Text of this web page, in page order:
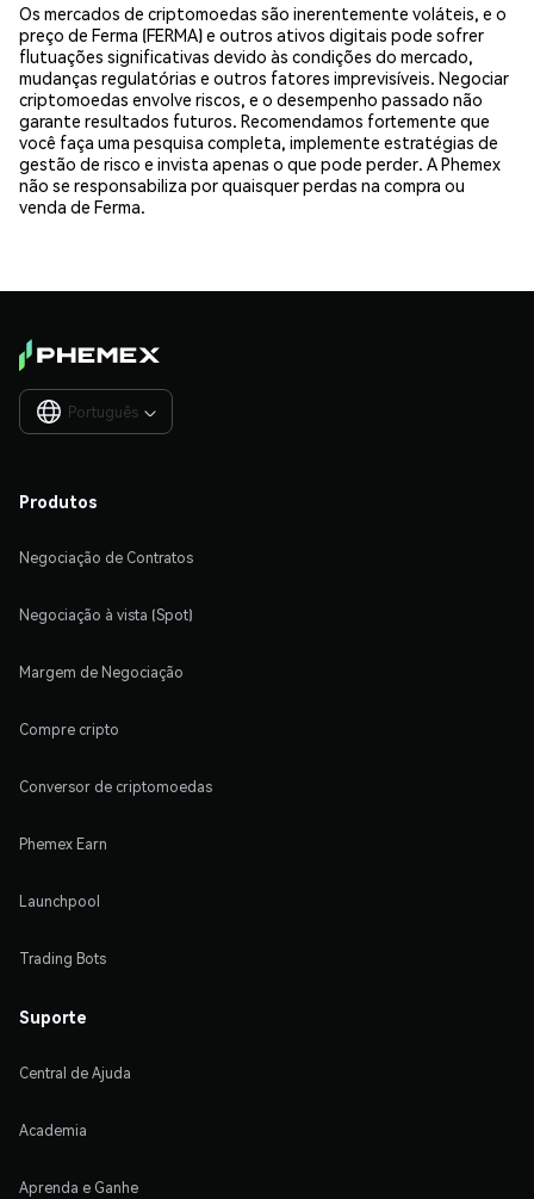
Os mercados de criptomoedas são inerentemente voláteis, e o
preço de Ferma (FERMA) e outros ativos digitais pode sofrer
flutuações significativas devido às condições do mercado,
mudanças regulatórias e outros fatores imprevisíveis. Negociar
criptomoedas envolve riscos, e o desempenho passado não
garante resultados futuros. Recomendamos fortemente que
você faça uma pesquisa completa, implemente estratégias de
gestão de risco e invista apenas o que pode perder. A Phemex
não se responsabiliza por quaisquer perdas na compra ou
venda de Ferma.
Português 
Produtos
Negociação de Contratos
Negociação à vista (Spot)
Margem de Negociação
Compre cripto
Conversor de criptomoedas
Phemex Earn
Launchpool
Trading Bots
Suporte
Central de Ajuda
Academia
Aprenda e Ganhe